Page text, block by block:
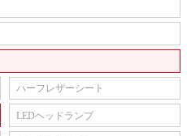
ハーフレザーシート
LEDヘッドランプ